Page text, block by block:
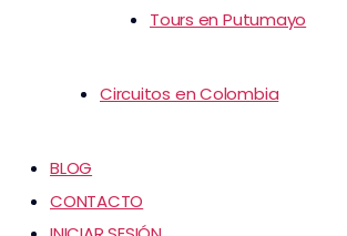
Tours en Putumayo
Circuitos en Colombia
BLOG
CONTACTO